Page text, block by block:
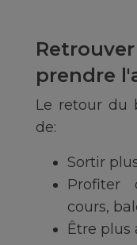
prendre
Le retour du
de:
Sortir
Profiter
cours,
Être plus